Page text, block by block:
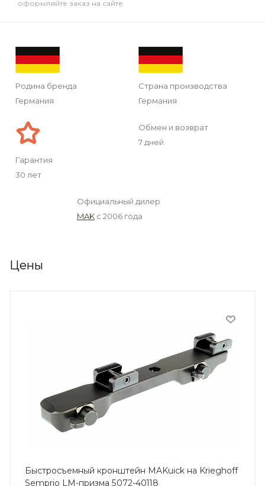
оформляйте заказ на сайте.
Родина бренда
Германия
Страна производства
Германия
Гарантия
30 лет
Обмен и возврат
7 дней
Официальный дилер
MAK с 2006 года
Цены
Быстросъемный кронштейн MAKuick на Krieghoff
Semprio LM-призма 5072-40118